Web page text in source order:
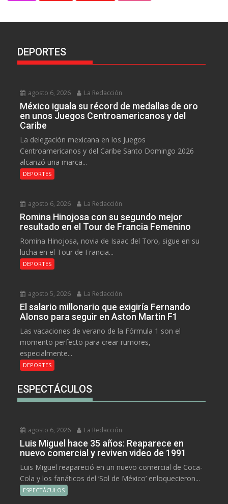
DEPORTES
agosto 6, 2026 La Redacción
México iguala su récord de medallas de oro
en unos Juegos Centroamericanos y del
Caribe
La delegación mexicana en los Juegos
Centroamericanos y del Caribe Santo Domingo 2026
alcanzó una marca...
DEPORTES
agosto 6, 2026 La Redacción
Romina Hinojosa con su segundo mejor
resultado en el Tour de Francia Femenino
Romina Hinojosa, novia de Isaac del Toro, sigue en su
lucha en el Tour de Francia...
DEPORTES
agosto 5, 2026 La Redacción
El salario millonario que exigiría Fernando
Alonso para seguir en Aston Martin F1
Las vacaciones de verano de la Fórmula 1 son el
momento perfecto para crear rumores,
especialmente...
DEPORTES
ESPECTÁCULOS
agosto 6, 2026 La Redacción
Luis Miguel hace 35 años: Reaparece en
nuevo comercial y reviven video de 1991
Luis Miguel reapareció en un nuevo comercial de Coca-
Cola y los fanáticos del ‘Sol de México’ enloquecieron...
ESPECTÁCULOS